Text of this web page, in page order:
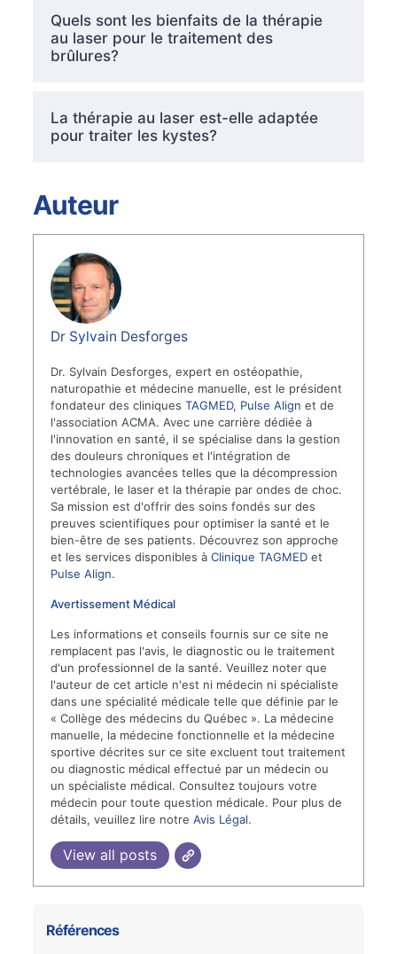
Quels sont les bienfaits de la thérapie
au laser pour le traitement des
brûlures?
La thérapie au laser est-elle adaptée
pour traiter les kystes?
Auteur
Dr Sylvain Desforges
Dr. Sylvain Desforges, expert en ostéopathie,
naturopathie et médecine manuelle, est le président
fondateur des cliniquesTAGMED, Pulse Align et de
l'association ACMA. Avec une carrière dédiée à
l'innovation en santé, il se spécialise dans la gestion
des douleurs chroniques et l'intégration de
technologies avancées telles que la décompression
vertébrale, le laser et la thérapie par ondes de choc.
Sa mission est d'offrir des soins fondés sur des
preuves scientifiques pour optimiser la santé et le
bien-être de ses patients. Découvrez son approche
et les services disponibles àClinique TAGMED et
Pulse Align.
Avertissement Médical
Les informations et conseils fournis sur ce site ne
remplacent pas l'avis, le diagnostic ou le traitement
d'un professionnel de la santé. Veuillez noter que
l'auteur de cet article n'est ni médecin ni spécialiste
dans une spécialité médicale telle que définie par le
« Collège des médecins du Québec ». La médecine
manuelle, la médecine fonctionnelle et la médecine
sportive décrites sur ce site excluent tout traitement
ou diagnostic médical effectué par un médecin ou
un spécialiste médical. Consultez toujours votre
médecin pour toute question médicale. Pour plus de
détails, veuillez lire notreAvis Légal.
View all posts
Références